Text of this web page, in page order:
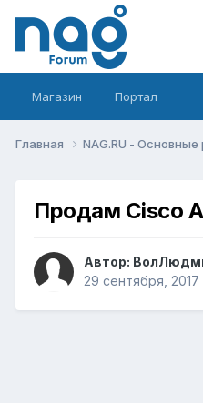
Магазин Портал
Главная NAG.RU -
Продам Cisco
Автор:
29 сентября, 2017